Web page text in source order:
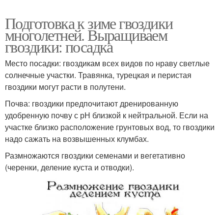
Подготовка к зиме гвоздики
многолетней. Выращиваем
гвоздики: посадка
Место посадки: гвоздикам всех видов по нраву светлые
солнечные участки. Травянка, турецкая и перистая
гвоздики могут расти в полутени.
Почва: гвоздики предпочитают дренированную
удобренную почву с рН близкой к нейтральной. Если на
участке близко расположение грунтовых вод, то гвоздики
надо сажать на возвышенных клумбах.
Размножаются гвоздики семенами и вегетативно
(черенки, деление куста и отводки).